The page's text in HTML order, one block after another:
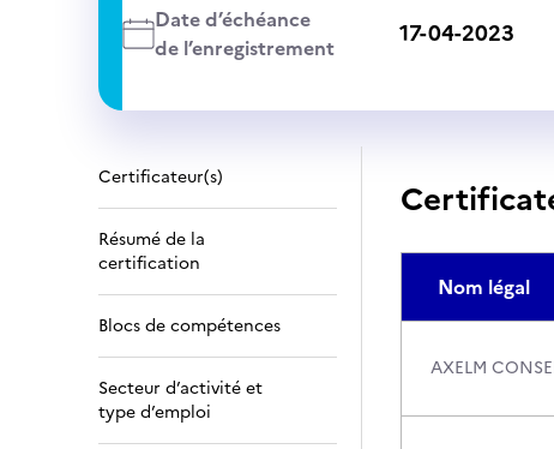
Date d’échéance
de l’enregistrement
17-04-2023
Certificateur(s)
Résumé de la
certification
Blocs de compétences
Secteur d’activité et
type d’emploi
Nom légal
AXELM